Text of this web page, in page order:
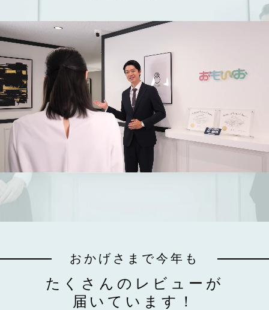
おかげさまで今年も
たくさんのレビューが
届いています！